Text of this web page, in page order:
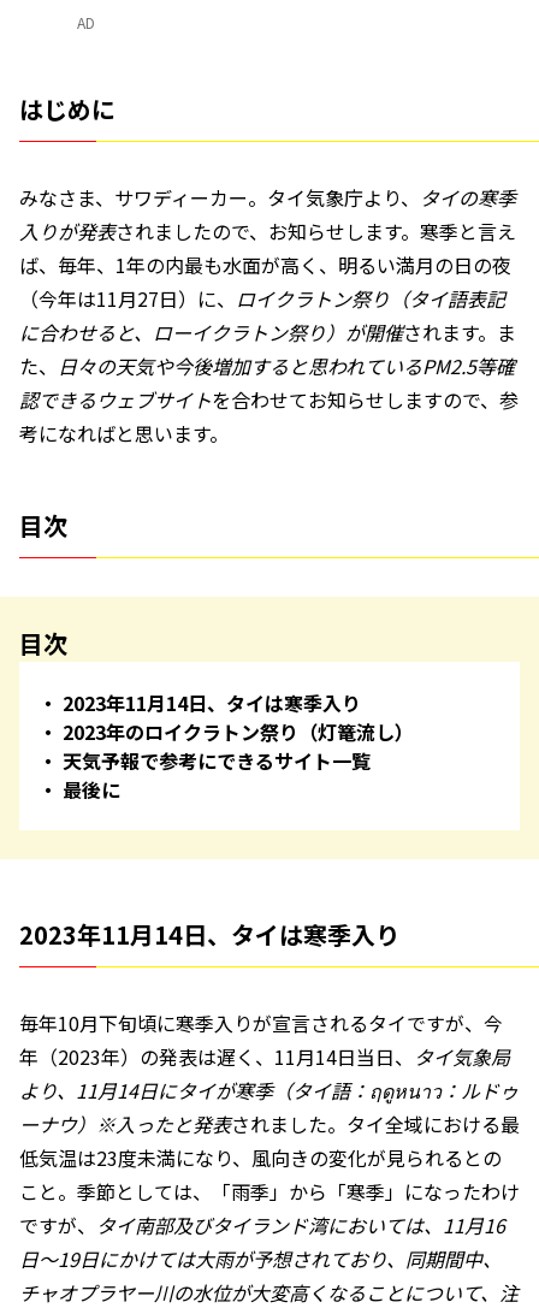
AD
はじめに
みなさま、サワディーカー。タイ気象庁より、 タイの寒季
入りが発表されましたので、お知らせします。寒季と言え
ば、毎年、1年の内最も水面が高く、明るい満月の日の夜
（今年は11月27日）に、 ロイクラトン祭り（タイ語表記
に合わせると、ローイクラトン祭り）が開催されます。ま
た、 日々の天気や今後増加すると思われているPM2.5等確
認できるウェブサイトを合わせてお知らせしますので、参
考になればと思います。
目次
目次
2023年11月14日、タイは寒季入り
2023年のロイクラトン祭り（灯篭流し）
天気予報で参考にできるサイト一覧
最後に
2023年11月14日、タイは寒季入り
毎年10月下旬頃に寒季入りが宣言されるタイですが、今
年（2023年）の発表は遅く、11月14日当日、 タイ気象局
より、11月14日にタイが寒季（タイ語：ฤดูหนาว：ルドゥ
ーナウ）※入ったと発表されました。タイ全域における最
低気温は23度未満になり、風向きの変化が見られるとの
こと。季節としては、「雨季」から「寒季」になったわけ
ですが、 タイ南部及びタイランド湾においては、11月16
日～19日にかけては大雨が予想されており、同期間中、
チャオプラヤー川の水位が大変高くなることについて、注